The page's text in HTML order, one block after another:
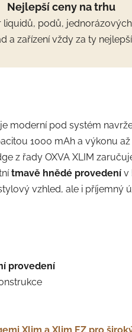
Nejlepší ceny na trhu
liquidů, podů,
a zařízení vždy za ty
je moderní pod systém
1000 mAh a výkonu
z řady OXVA XLIM
tmavě hnědé provedení v
vzhled, ale i příjemný
provedení